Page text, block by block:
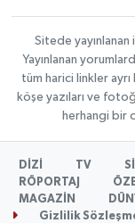
Sitede
Yayınlanan
tüm harici linkler ayrı
köşe yazıları ve
herhangi bir
DİZİ TV
RÖPORTAJ
MAGAZİN
Gizlilik